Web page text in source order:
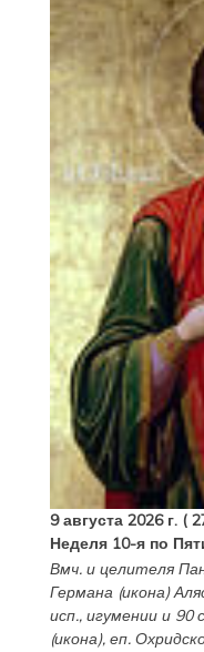
9 августа 2026 г. (
Неделя 10-я по
Вмч. и целителя
Германа(икона)
исп., игумении и 90
(икона), еп.